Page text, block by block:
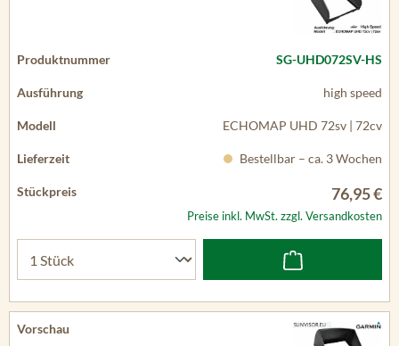
SG-UHD072SV-HS
high speed
ECHOMAP UHD 72sv | 72cv
Bestellbar – ca. 3 Wochen
76,95 €
Preise inkl. MwSt. zzgl. Versandkosten